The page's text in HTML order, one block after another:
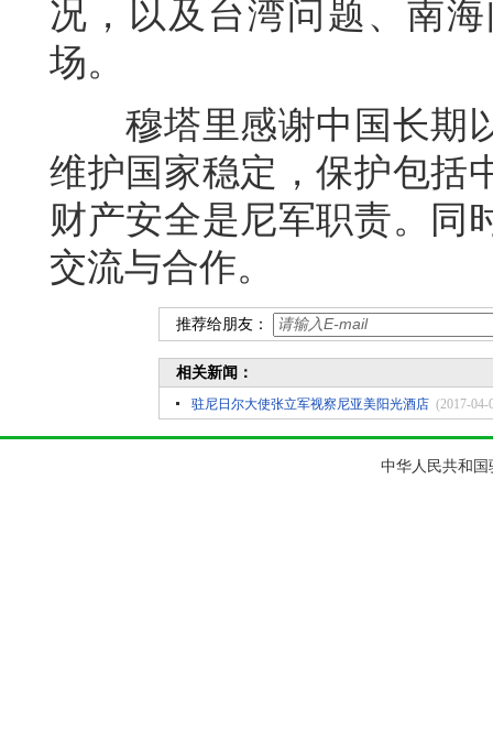
况，以及台湾问题、南
场。
穆塔里感谢中国长期以
维护国家稳定，保护包括
财产安全是尼军职责。同
交流与合作。
推荐给朋友：
相关新闻：
驻尼日尔大使张立军视察尼亚美阳光酒店 (2017-04-
中华人民共和